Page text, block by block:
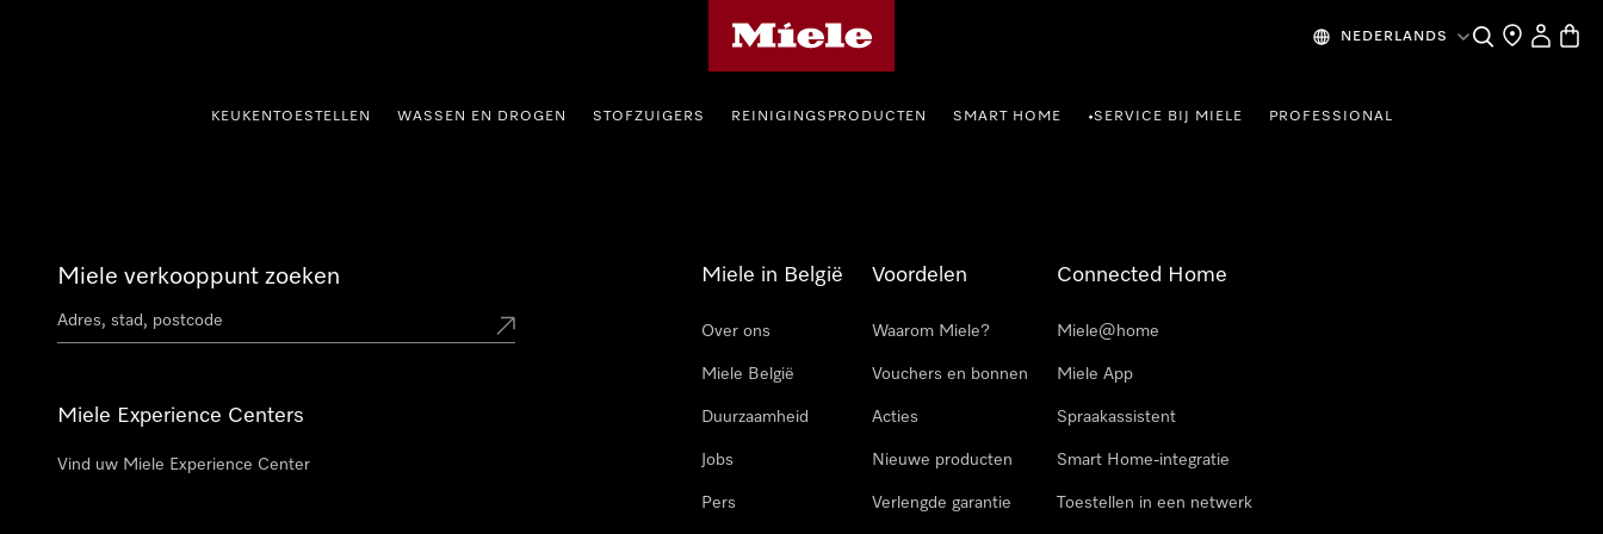
NEDERLANDS Wat zoek je?
Dealer zoeken
Mijn
KEUKENTOESTELLEN WASSEN EN DROGEN STOFZUIGERS REINIGINGSPRODUCTEN SMART HOME •SERVICE BIJ MIELE PROFESSIONAL
Miele verkooppunt zoeken
Miele Experience Centers
Vind uw Miele Experience Center
Miele in België
Over ons
Miele België
Duurzaamheid
Jobs
Pers
Voordelen
Waarom Miele?
Vouchers en bonnen
Acties
Nieuwe producten
Verlengde garantie
Connected Home
Miele@home
Miele App
Spraakassistent
Smart Home-integratie
Toestellen in een netwerk